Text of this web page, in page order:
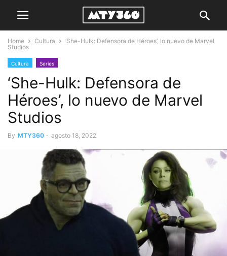
Home Cultura
‘She-Hulk: Defensora de Héroes’, lo nuevo de Marvel
Studios
Cultura Series
‘She-Hulk: Defensora de
Héroes’, lo nuevo de Marvel
Studios
By MTY360 - agosto 18, 2022